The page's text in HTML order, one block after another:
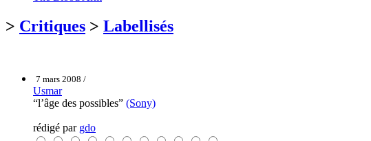
> Critiques > Labellisés
7 mars 2008 /
Usmar
“l’âge des possibles” (Sony)
rédigé par gdo